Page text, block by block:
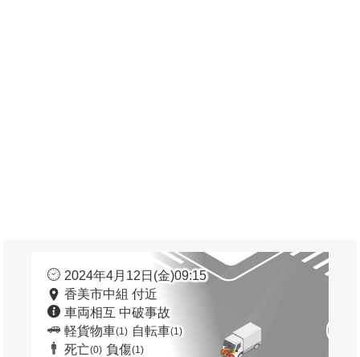
2024年4月12日(金)09:15
香美市中組 付近
車両相互 中破事故
軽貨物車(1) 自転車(1)
死亡(0) 負傷(1)